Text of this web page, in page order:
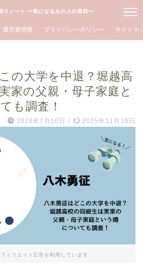
ノート 〜気になるあの人の素顔〜
運営者情報 プライバシーポリシー サイトマ
の大学を中退？堀越高
家の父親・母子家庭と
も調査！
2024年7月10日 / 2025年11月10日
ィリエイト広告を利用しています